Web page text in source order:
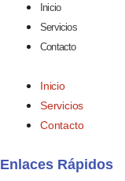
Inicio
Servicios
Contacto
Inicio
Servicios
Contacto
Enlaces Rápidos